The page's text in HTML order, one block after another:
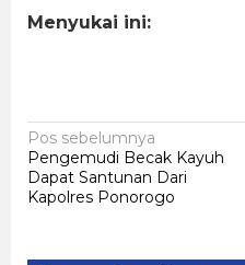
Menyukai ini:
Navigasi
pos
Pos sebelumnya
Pengemudi Becak Kayuh
Dapat Santunan Dari
Kapolres Ponorogo